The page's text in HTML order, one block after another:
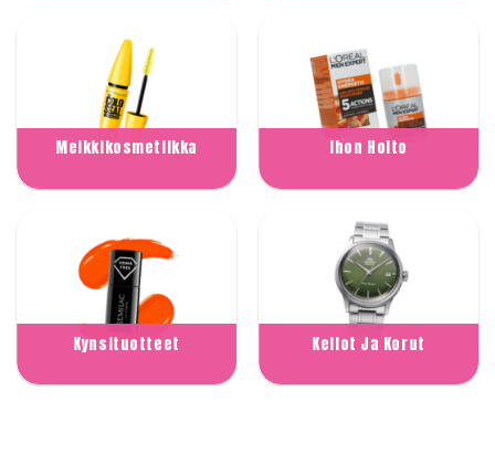
Meikkikosmetiikka Ihon Hoito
Kynsituotteet Kellot Ja Korut